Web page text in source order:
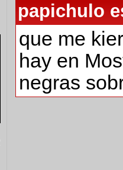
papichulo
que me
hay en
negras